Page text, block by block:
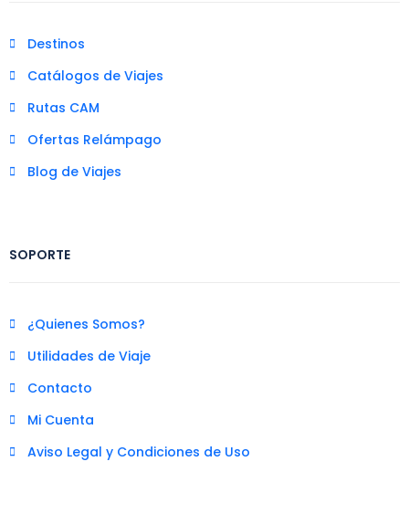
Destinos
Catálogos de Viajes
Rutas CAM
Ofertas Relámpago
Blog de Viajes
SOPORTE
¿Quienes Somos?
Utilidades de Viaje
Contacto
Mi Cuenta
Aviso Legal y Condiciones de Uso